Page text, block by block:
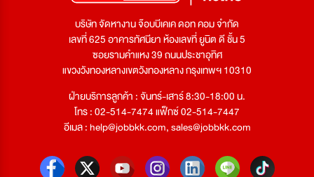
บริษัท จัดหางาน จ๊อบบีเคเค ดอท คอม จำกัด
เลขที่ 625 อาคารทัศนียา ห้องเลขที่ ยูนิต ดี ชั้น 5
ซอยรามคำแหง 39 ถนนประชาอุทิศ
แขวงวังทองหลางเขตวังทองหลาง กรุงเทพฯ 10310
ฝ่ายบริการลูกค้า : จันทร์-เสาร์ 8:30-18:00 น.
โทร : 02-514-7474 แฟ็กซ์ 02-514-7447
อีเมล :help@jobbkk.com,sales@jobbkk.com